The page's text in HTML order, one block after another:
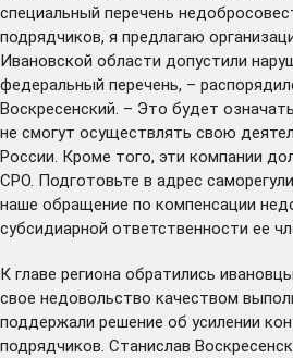
специальный перечень
подрядчиков, я предлагаю
Ивановской области допустили
федеральный перечень, –
Воскресенский. – Это будет
не смогут осуществлять свою
России. Кроме того, эти компании
СРО. Подготовьте в адрес
наше обращение по компенсации
субсидиарной ответственности ее
К главе региона обратились
свое недовольство качеством
поддержали решение об усилении
подрядчиков. Станислав